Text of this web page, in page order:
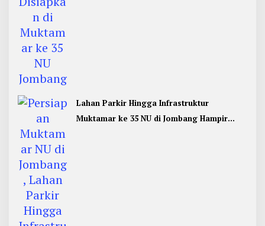
Lahan Parkir Hingga Infrastruktur
Muktamar ke 35 NU di Jombang Hampir